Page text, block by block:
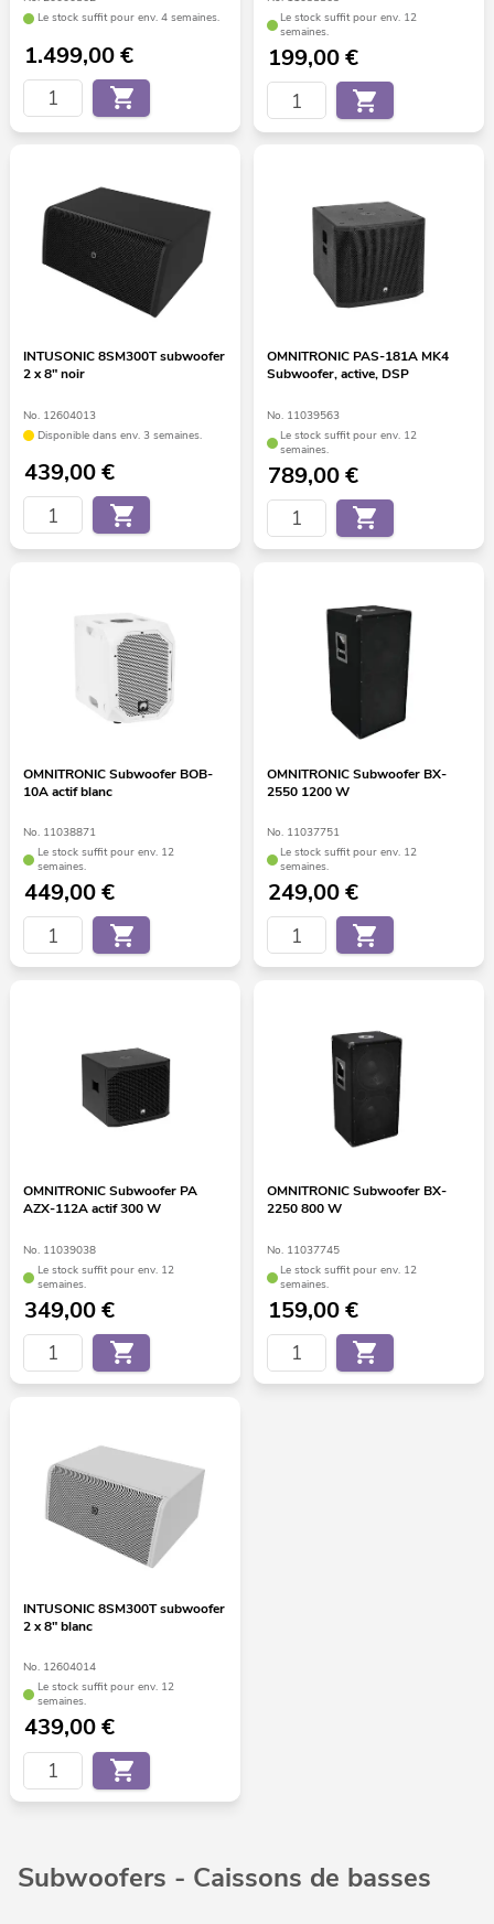
Le stock suffit pour env. 4 semaines.
1.499,00€
Le stock suffit pour env. 12
semaines.
199,00€
INTUSONIC 8SM300T subwoofer
2 x 8" noir
No. 12604013
Disponible dans env. 3 semaines.
439,00€
OMNITRONIC PAS-181A MK4
Subwoofer, active, DSP
No. 11039563
Le stock suffit pour env. 12
semaines.
789,00€
OMNITRONIC Subwoofer BOB-
10A actif blanc
No. 11038871
Le stock suffit pour env. 12
semaines.
449,00€
OMNITRONIC Subwoofer BX-
2550 1200 W
No. 11037751
Le stock suffit pour env. 12
semaines.
249,00€
OMNITRONIC Subwoofer PA
AZX-112A actif 300 W
No. 11039038
Le stock suffit pour env. 12
semaines.
349,00€
OMNITRONIC Subwoofer BX-
2250 800 W
No. 11037745
Le stock suffit pour env. 12
semaines.
159,00€
INTUSONIC 8SM300T subwoofer
2 x 8" blanc
No. 12604014
Le stock suffit pour env. 12
semaines.
439,00€
Subwoofers - Caissons de basses